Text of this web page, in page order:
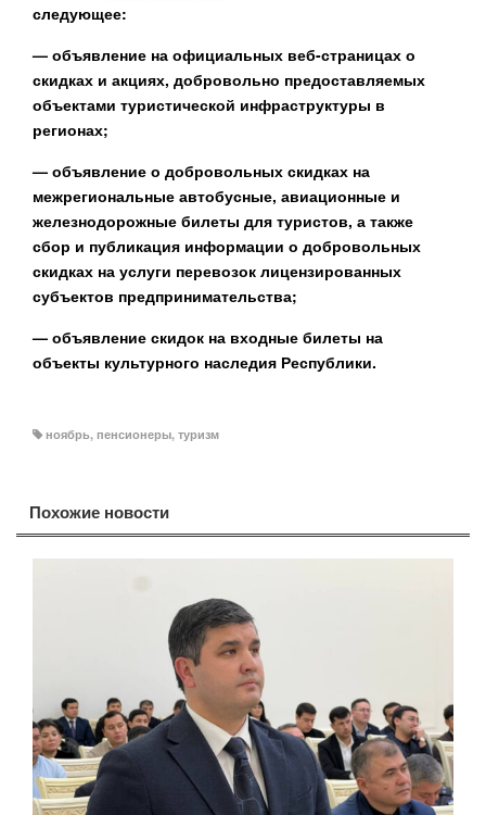
следующее:
— объявление на официальных веб-страницах о
скидках и акциях, добровольно предоставляемых
объектами туристической инфраструктуры в
регионах;
— объявление о добровольных скидках на
межрегиональные автобусные, авиационные и
железнодорожные билеты для туристов, а также
сбор и публикация информации о добровольных
скидках на услуги перевозок лицензированных
субъектов предпринимательства;
— объявление скидок на входные билеты на
объекты культурного наследия Республики.
ноябрь, пенсионеры, туризм
Похожие новости